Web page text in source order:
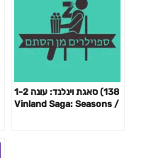
138) סאגת וינלנד: עונה 1-2
/ Vinland Saga: Seasons